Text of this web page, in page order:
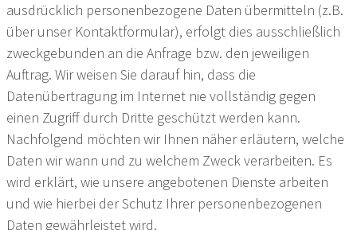
ausdrücklich personenbezogene Daten übermitteln (z.B.
über unser Kontaktformular), erfolgt dies ausschließlich
zweckgebunden an die Anfrage bzw. den jeweiligen
Auftrag. Wir weisen Sie darauf hin, dass die
Datenübertragung im Internet nie vollständig gegen
einen Zugriff durch Dritte geschützt werden kann.
Nachfolgend möchten wir Ihnen näher erläutern, welche
Daten wir wann und zu welchem Zweck verarbeiten. Es
wird erklärt, wie unsere angebotenen Dienste arbeiten
und wie hierbei der Schutz Ihrer personenbezogenen
Daten gewährleistet wird.